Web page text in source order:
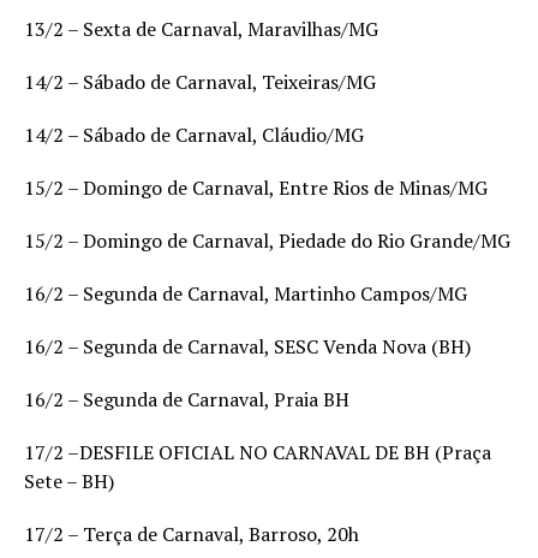
13/2 – Sexta de Carnaval, Maravilhas/MG
14/2 – Sábado de Carnaval, Teixeiras/MG
14/2 – Sábado de Carnaval, Cláudio/MG
15/2 – Domingo de Carnaval, Entre Rios de Minas/MG
15/2 – Domingo de Carnaval, Piedade do Rio Grande/MG
16/2 – Segunda de Carnaval, Martinho Campos/MG
16/2 – Segunda de Carnaval, SESC Venda Nova (BH)
16/2 – Segunda de Carnaval, Praia BH
17/2 –DESFILE OFICIAL NO CARNAVAL DE BH (Praça
Sete – BH)
17/2 – Terça de Carnaval, Barroso, 20h